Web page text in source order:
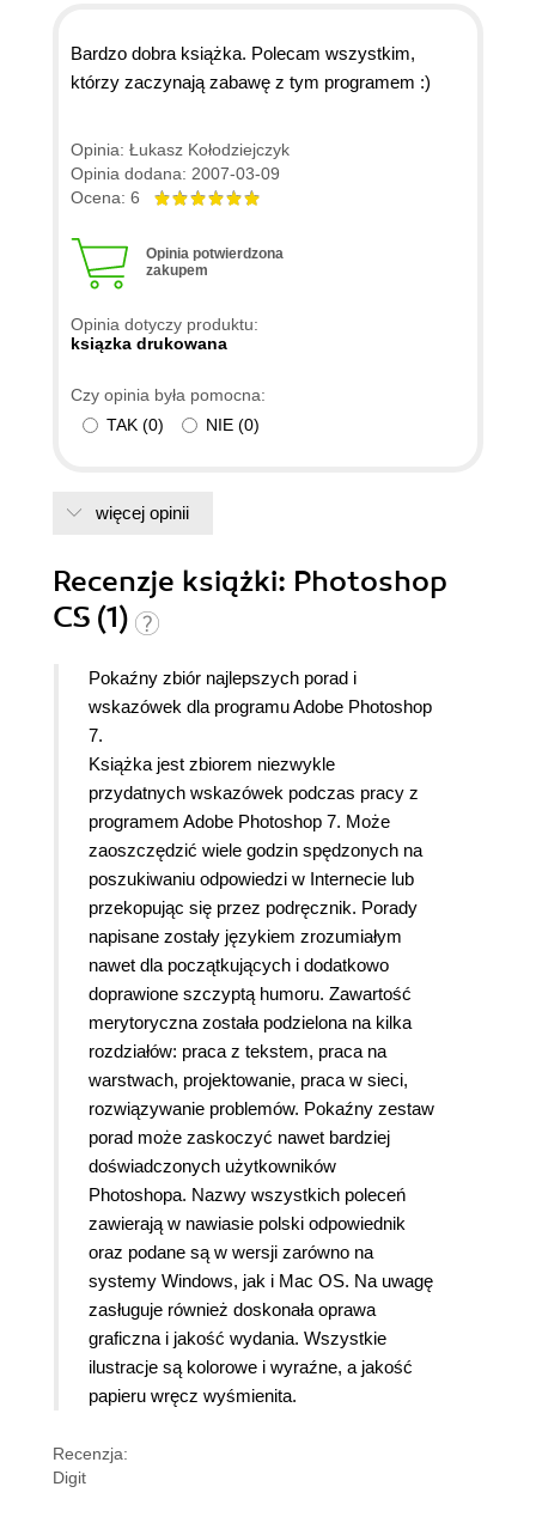
Bardzo dobra książka. Polecam wszystkim,
którzy zaczynają zabawę z tym programem :)
Opinia: Łukasz Kołodziejczyk
Opinia dodana: 2007-03-09
Ocena: 6
Opinia potwierdzona
zakupem
Opinia dotyczy produktu:
ksiązka drukowana
Czy opinia była pomocna:
TAK (0) NIE (0)
więcej opinii
Recenzje książki: Photoshop
CS (1)
Pokaźny zbiór najlepszych porad i
wskazówek dla programu Adobe Photoshop
7.
Książka jest zbiorem niezwykle
przydatnych wskazówek podczas pracy z
programem Adobe Photoshop 7. Może
zaoszczędzić wiele godzin spędzonych na
poszukiwaniu odpowiedzi w Internecie lub
przekopując się przez podręcznik. Porady
napisane zostały językiem zrozumiałym
nawet dla początkujących i dodatkowo
doprawione szczyptą humoru. Zawartość
merytoryczna została podzielona na kilka
rozdziałów: praca z tekstem, praca na
warstwach, projektowanie, praca w sieci,
rozwiązywanie problemów. Pokaźny zestaw
porad może zaskoczyć nawet bardziej
doświadczonych użytkowników
Photoshopa. Nazwy wszystkich poleceń
zawierają w nawiasie polski odpowiednik
oraz podane są w wersji zarówno na
systemy Windows, jak i Mac OS. Na uwagę
zasługuje również doskonała oprawa
graficzna i jakość wydania. Wszystkie
ilustracje są kolorowe i wyraźne, a jakość
papieru wręcz wyśmienita.
Recenzja:
Digit